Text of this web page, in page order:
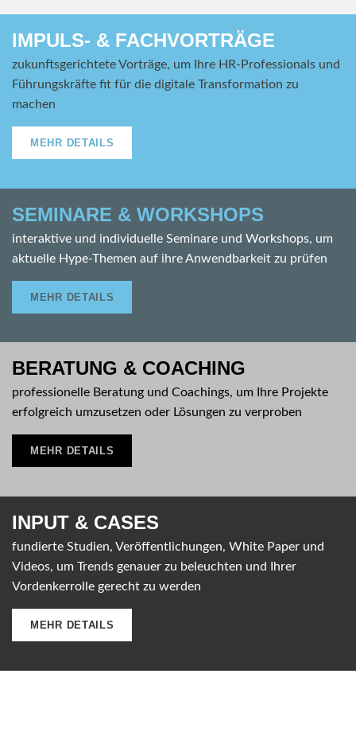
IMPULS- & FACHVORTRÄGE
zukunftsgerichtete Vorträge, um Ihre HR-Professionals und
Führungskräfte fit für die digitale Transformation zu
machen
MEHR DETAILS
SEMINARE & WORKSHOPS
interaktive und individuelle Seminare und Workshops, um
aktuelle Hype-Themen auf ihre Anwendbarkeit zu prüfen
MEHR DETAILS
BERATUNG & COACHING
professionelle Beratung und Coachings, um Ihre Projekte
erfolgreich umzusetzen oder Lösungen zu verproben
MEHR DETAILS
INPUT & CASES
fundierte Studien, Veröffentlichungen, White Paper und
Videos, um Trends genauer zu beleuchten und Ihrer
Vordenkerrolle gerecht zu werden
MEHR DETAILS